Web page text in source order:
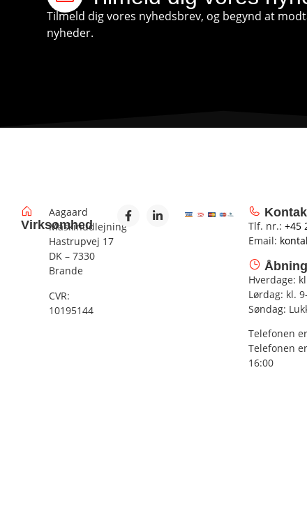
Tilmeld dig vores nyhedsbrev, og begynd at
nyheder.
Virksomhed
Aagaard
Maskinudlejning
Hastrupvej 17
DK – 7330
Brande
CVR:
10195144
Tlf. nr.: +45
Email:
Hverdage:
Lørdag: kl.
Søndag:
Telefonen
Telefonen
16:00